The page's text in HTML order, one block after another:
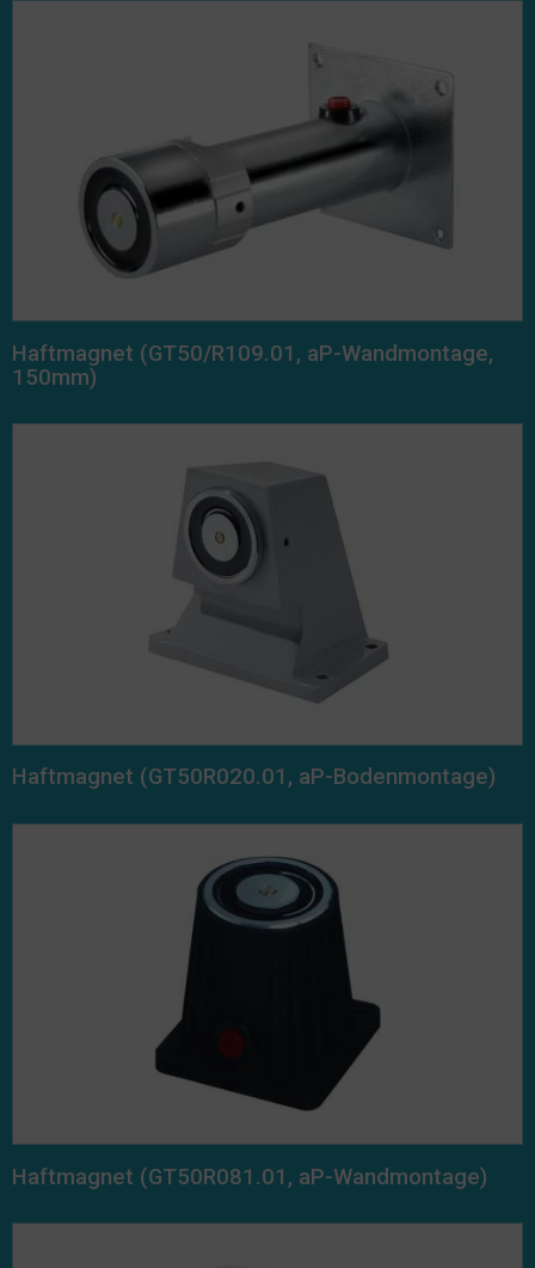
Haftmagnet (GT50/R109.01, aP-Wandmontage,
150mm)
Haftmagnet (GT50R020.01, aP-Bodenmontage)
Haftmagnet (GT50R081.01, aP-Wandmontage)